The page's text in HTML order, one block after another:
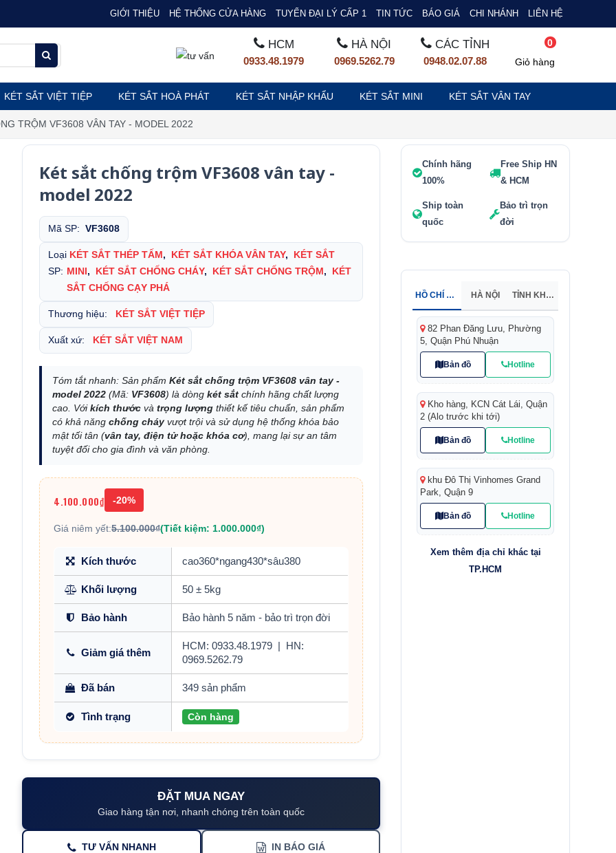
GIỚI THIỆU HỆ THỐNG CỬA HÀNG TUYỂN ĐẠI LÝ CẤP 1 TIN TỨC BÁO GIÁ CHI NHÁNH LIÊN HỆ
HCM
0933.48.1979
HÀ NỘI
0969.5262.79
CÁC TỈNH
0948.02.07.88
0
Giỏ hàng
KÉT SẮT VIỆT TIỆP KÉT SẮT HOÀ PHÁT KÉT SẮT NHẬP KHẨU KÉT SẮT MINI KÉT SẮT VÂN TAY
TRỘM VF3608 VÂN TAY - MODEL 2022
Két sắt chống trộm VF3608 vân tay -
model 2022
Mã SP:VF3608
Loại
SP:
KÉT SẮT THÉP TẤM , KÉT SẮT KHÓA VÂN TAY,
KÉT SẮT
MINI , KÉT SẮT CHỐNG CHÁY, KÉT SẮT CHỐNG TRỘM ,
KÉT
SẮT CHỐNG CẠY PHÁ
Thương hiệu: KÉT SẮT VIỆT TIỆP
Xuất xứ: KÉT SẮT VIỆT NAM
Tóm tắt nhanh: Sản phẩmKét sắt chống trộm VF3608 vân tay -
model 2022 (Mã: VF3608) là dòngkét sắt chính hãng chất lượng
cao. Vớikích thước vàtrọng lượng thiết kế tiêu chuẩn, sản phẩm
có khả năngchống cháy vượt trội và sử dụng hệ thống khóa bảo
mật tối tân (vân tay, điện tử hoặc khóa cơ), mang lại sự an tâm
tuyệt đối cho gia đình và văn phòng.
4.100.000₫ -20%
Giá niêm yết:5.100.000₫(Tiết kiệm: 1.000.000₫)
Kích thước cao360*ngang430*sâu380
Khối lượng 50 ± 5kg
Bảo hành Bảo hành 5 năm - bảo trì trọn đời
Giảm giá thêm
HCM: 0933.48.1979
HN:
0969.5262.79
Đã bán 349 sản phẩm
Tình trạng Còn hàng
ĐẶT MUA NGAY
Giao hàng tận nơi, nhanh chóng trên toàn quốc
TƯ VẤN NHANH IN BÁO GIÁ
Chính hãng
100%
Free Ship HN
& HCM
Ship toàn
quốc
Bảo trì trọn
đời
HỒ CHÍ MINH HÀ NỘI TỈNH KHÁC
82 Phan Đăng Lưu, Phường
5, Quận Phú Nhuận
Bản đồ Hotline
Kho hàng, KCN Cát Lái, Quận
2 (Alo trước khi tới)
Bản đồ Hotline
khu Đô Thị Vinhomes Grand
Park, Quận 9
Bản đồ Hotline
Xem thêm địa chỉ khác tại
TP.HCM